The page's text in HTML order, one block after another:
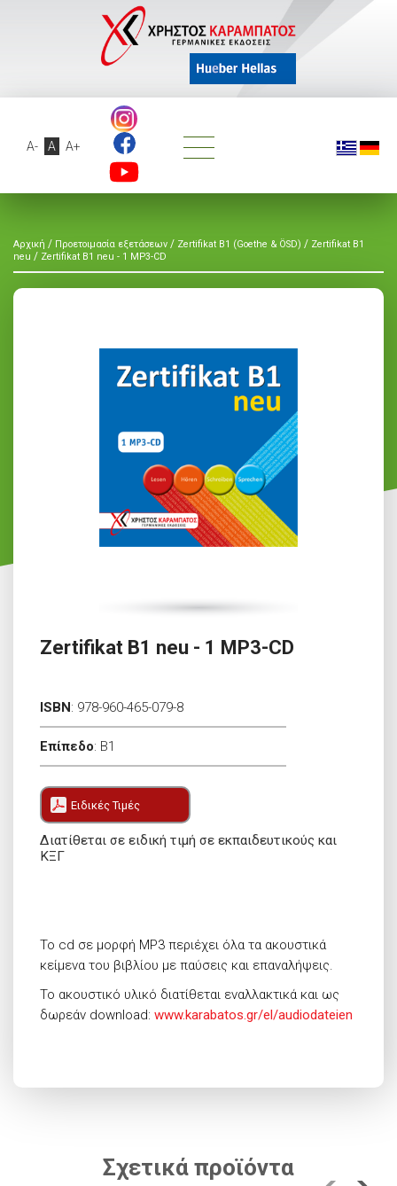
A- A A+
Αρχική / Προετοιμασία εξετάσεων / Zertifikat B1 (Goethe & ÖSD) / Zertifikat B1
neu / Zertifikat B1 neu - 1 MP3-CD
Zertifikat B1 neu - 1 MP3-CD
ISBN: 978-960-465-079-8
Επίπεδο: B1
Ειδικές Τιμές
Διατίθεται σε ειδική τιμή σε εκπαιδευτικούς και
ΚΞΓ
Το cd σε μορφή MP3 περιέχει όλα τα ακουστικά
κείμενα του βιβλίου με παύσεις και επαναλήψεις.
Το ακουστικό υλικό διατίθεται εναλλακτικά και ως
δωρεάν download: www.karabatos.gr/el/audiodateien
Σχετικά προϊόντα